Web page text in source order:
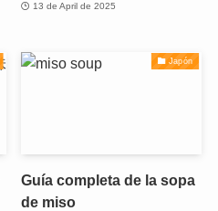
13 de April de 2025
Japón
Guía completa de la sopa
de miso